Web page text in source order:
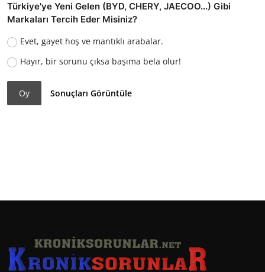
Türkiye'ye Yeni Gelen (BYD, CHERY, JAECOO...) Gibi
Markaları Tercih Eder Misiniz?
Evet, gayet hoş ve mantıklı arabalar.
Hayır, bir sorunu çıksa başıma bela olur!
Oy Sonuçları Görüntüle